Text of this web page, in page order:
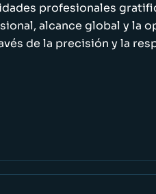
profesionales
alcance global y la
de la precisión y la